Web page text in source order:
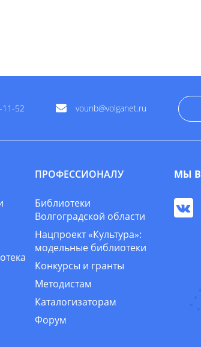
11-52 vounb@volganet.ru
ПРОФЕССИОНАЛУ
Библиотеки
Волгоградской области
Нацпроект «Культура»:
модельные библиотеки
Конкурсы и гранты
Методистам
Каталогизаторам
Форум
МЫ В